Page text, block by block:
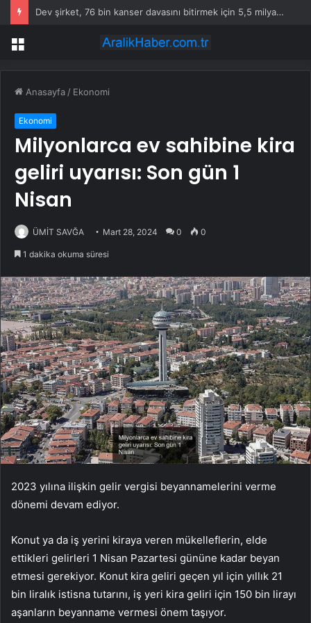
Dev şirket, 76 bin kanser davasını bitirmek için 5,5 milyar doları gözden çıkardı
Menü
Anasayfa / Ekonomi
Ekonomi
Milyonlarca ev sahibine kira
geliri uyarısı: Son gün 1
Nisan
ÜMİT SAVĞA Mart 28, 2024 0 0
1 dakika okuma süresi
2023 yılına ilişkin gelir vergisi beyannamelerini verme
dönemi devam ediyor.
Konut ya da iş yerini kiraya veren mükelleflerin, elde
ettikleri gelirleri 1 Nisan Pazartesi gününe kadar beyan
etmesi gerekiyor. Konut kira geliri geçen yıl için yıllık 21
bin liralık istisna tutarını, iş yeri kira geliri için 150 bin lirayı
aşanların beyanname vermesi önem taşıyor.